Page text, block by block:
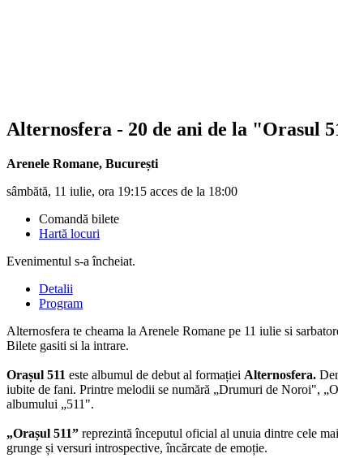
Alternosfera - 20 de ani de la "Orasul
Arenele Romane, București
sâmbătă, 11 iulie, ora 19:15 acces de la 18:00
Comandă bilete
Hartă locuri
Evenimentul s-a încheiat.
Detalii
Program
Alternosfera te cheama la Arenele Romane pe 11 iulie si
Bilete gasiti si la intrare.
Orașul 511 este albumul de debut al formației Alternosfera.
iubite de fani. Printre melodii se numără „Drumuri de Noroi",
albumului „511".
„Orașul 511” reprezintă începutul oficial al unuia dintre cele
grunge și versuri introspective, încărcate de emoție.